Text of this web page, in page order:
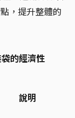
，提升整體的
的經濟性
說明